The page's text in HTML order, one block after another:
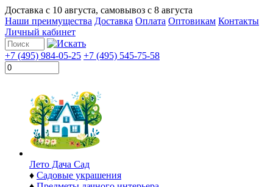
Доставка с 10 августа, самовывоз с 8 августа
Наши преимущества Доставка Оплата Оптовикам Контакты
Личный кабинет
+7 (495) 984-05-25 +7 (495) 545-75-58
Лето Дача Сад
♦ Садовые украшения